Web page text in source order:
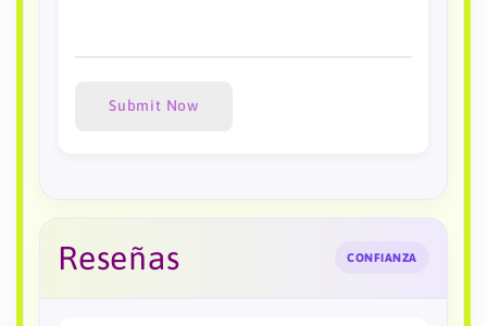
Submit Now
Reseñas CONFIANZA